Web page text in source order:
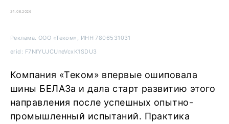
24.06.2026
Реклама. ООО «Теком», ИНН 7806531031
erid: F7NfYUJCUneVcxK1SDU3
Компания «Теком» впервые ошиповала
шины БЕЛАЗа и дала старт развитию этого
направления после успешных опытно-
промышленный испытаний. Практика